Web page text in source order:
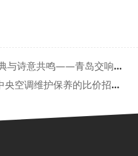
岛交响乐团《星空与音乐》音乐会圆满落幕
调维护保养的比价招标公告